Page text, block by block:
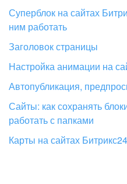
Суперблок на сайтах
ним работать
Заголовок страницы
Настройка анимации на
Автопубликация,
Сайты: как сохранять
работать с папками
Карты на сайтах Битрикс24